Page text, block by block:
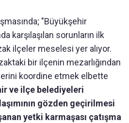
"Büyükşehir
karşılaşılan sorunların ilk
ilçeler meselesi yer alıyor.
bir ilçenin mezarlığından
koordine etmek elbette
ve ilçe belediyeleri
gözden geçirilmesi
yetki karmaşası çatışma